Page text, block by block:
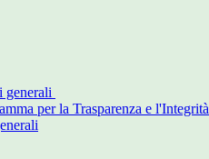
generali
per la Trasparenza e l'Integrità